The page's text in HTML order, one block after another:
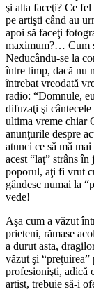
şi alta faceţi? Ce
pe artişti când au
apoi să faceţi
maximum?… Cum
Neducându-se la
între timp, dacă nu
întrebat vreodată
radio: “Domnule,
difuzaţi şi
ultima vreme chiar
anunţurile despre
atunci ce să mă
acest “laţ” strâns
poporul, aţi fi vrut
gândesc numai la
vede!
Aşa cum a văzut
prieteni, rămase
a durut asta,
văzut şi
profesionişti, adică
artist, trebuie să-i